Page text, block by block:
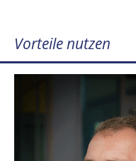
Vorteile nutzen